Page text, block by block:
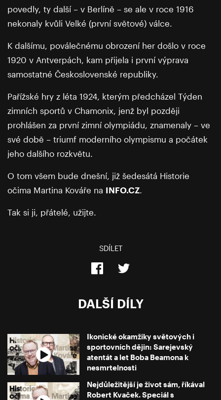
povedly, ty další – v Berlíně – se ale v roce 1916
nekonaly kvůli Velké (první světové) válce.
K dalšímu, poválečnému obrození her došlo v roce
1920 v Antverpách, kam přijela i první výprava
samostatné Československé republiky.
Pařížské hry z léta 1924, kterým předcházel Týden
zimních sportů v Chamonix, jenž byl později
prohlášen za první zimní olympiádu, znamenaly – ve
své době – triumf moderního olympismu a počátek
jeho dalšího rozkvětu.
O tom všem bude dnešní, již šedesátá Historie
očima Martina Kováře na INFO.CZ
Tak si ji, přátelé, užijte.
SDÍLET
DALŠÍ DÍLY
Ikonické okamžiky světových i
sportovních dějin: Sarejevský
atentát a let Boba Beamona k
nesmrtelnosti
Nejdůležitější je život sám, říkával
Robert Kvaček. Speciál s